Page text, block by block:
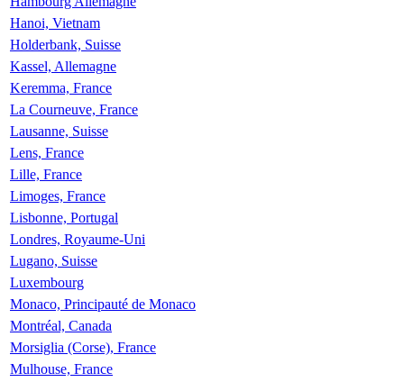
Hanoi, Vietnam
Holderbank, Suisse
Kassel, Allemagne
Keremma, France
La Courneuve, France
Lausanne, Suisse
Lens, France
Lille, France
Limoges, France
Lisbonne, Portugal
Londres, Royaume-Uni
Lugano, Suisse
Luxembourg
Monaco, Principauté de Monaco
Montréal, Canada
Morsiglia (Corse), France
Mulhouse, France